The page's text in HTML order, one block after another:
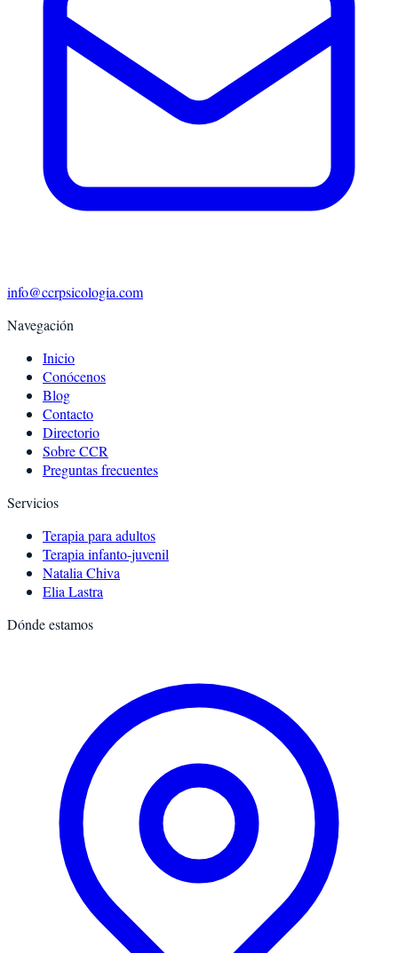
info@ccrpsicologia.com
Navegación
Inicio
Conócenos
Blog
Contacto
Directorio
Sobre CCR
Preguntas frecuentes
Servicios
Terapia para adultos
Terapia infanto-juvenil
Natalia Chiva
Elia Lastra
Dónde estamos